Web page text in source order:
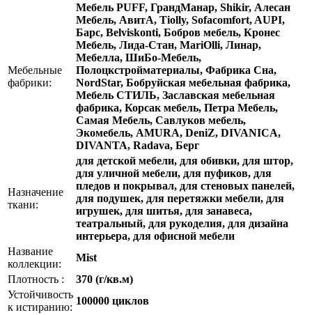
Мебельные
фабрики:
Мебель PUFF, ГрандМанар, Shikir, Алесан
Мебель, АвитА, Tiolly, Sofacomfort, AUPI,
Барс, Belviskonti, Бобров мебель, Кронес
Мебель, Лида-Стан, MariOlli, Линар,
Мебелла, ШиБо-Мебель,
Полоцкстройматериалы, Фабрика Сна,
NordStar, Бобруйская мебельная фабрика,
Мебель СТИЛЬ, Заславская мебельная
фабрика, Корсак мебель, Петра Мебель,
Самая Мебель, Савлуков мебель,
Экомебель, AMURA, DeniZ, DIVANICA,
DIVANTA, Radava, Берг
Назначение
ткани:
для детской мебели, для обивки, для штор,
для уличной мебели, для пуфиков, для
пледов и покрывал, для стеновых панелей,
для подушек, для перетяжки мебели, для
игрушек, для шитья, для занавеса,
театральный, для рукоделия, для дизайна
интерьера, для офисной мебели
Название
коллекции:
Mist
Плотность :
370 (г/кв.м)
Устойчивость
к истиранию:
100000 циклов